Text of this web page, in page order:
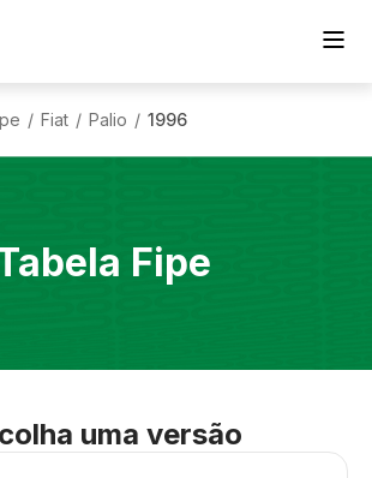
/ Fiat / Palio / 1996
Fipe
uma versão